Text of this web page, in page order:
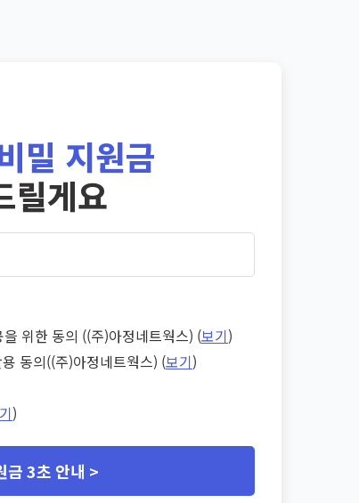
밀 지원금
릴게요
위한 동의 ((주)아정네트웍스) (보기)
동의((주)아정네트웍스) (보기)
)
금 3초 안내 >